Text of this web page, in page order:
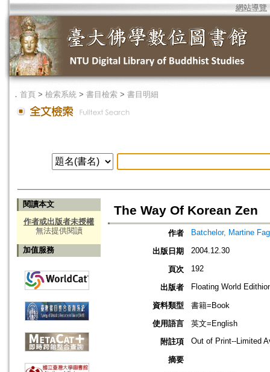
網站導覽
． 首頁 > 檢索系統 > 書目檢索 > 書目明細
閱讀本文
作者或出版者未授權
無法提供閱讀
加值服務
The Way Of Korean Zen
作者 Batchelor, Martine
出版日期 2004.12.30
頁次 192
出版者 Floating World
資料類型
書籍=Book
使用語言
英文=English
附註項
Out of Print--Limited
摘要